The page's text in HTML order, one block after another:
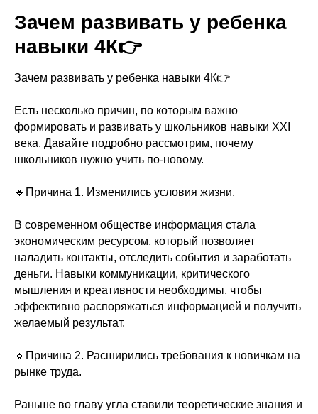
Зачем развивать у ребенка
навыки 4К👉
Зачем развивать у ребенка навыки 4К👉
Есть несколько причин, по которым важно
формировать и развивать у школьников навыки XXI
века. Давайте подробно рассмотрим, почему
школьников нужно учить по-новому.
🔹Причина 1. Изменились условия жизни.
В современном обществе информация стала
экономическим ресурсом, который позволяет
наладить контакты, отследить события и заработать
деньги. Навыки коммуникации, критического
мышления и креативности необходимы, чтобы
эффективно распоряжаться информацией и получить
желаемый результат.
🔹Причина 2. Расширились требования к новичкам на
рынке труда.
Раньше во главу угла ставили теоретические знания и